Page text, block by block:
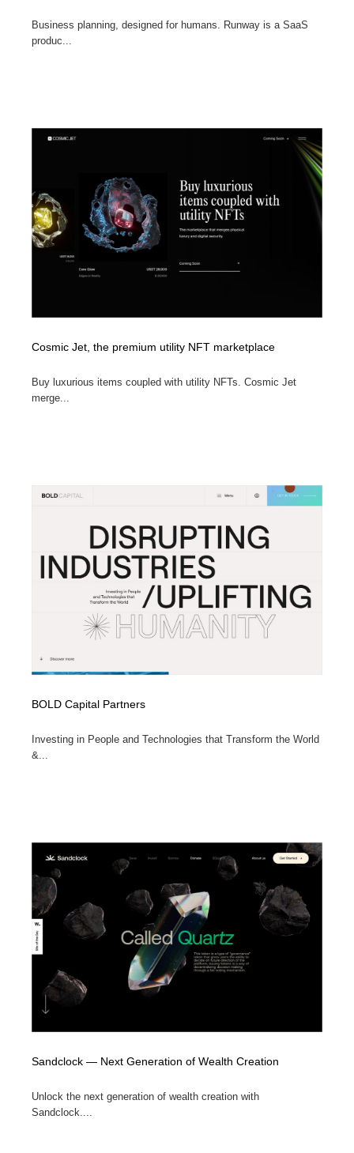
Business planning, designed for humans. Runway is a SaaS
produc...
Cosmic Jet, the premium utility NFT marketplace
Buy luxurious items coupled with utility NFTs. Cosmic Jet
merge...
BOLD Capital Partners
Investing in People and Technologies that Transform the World
&...
Sandclock — Next Generation of Wealth Creation
Unlock the next generation of wealth creation with
Sandclock....